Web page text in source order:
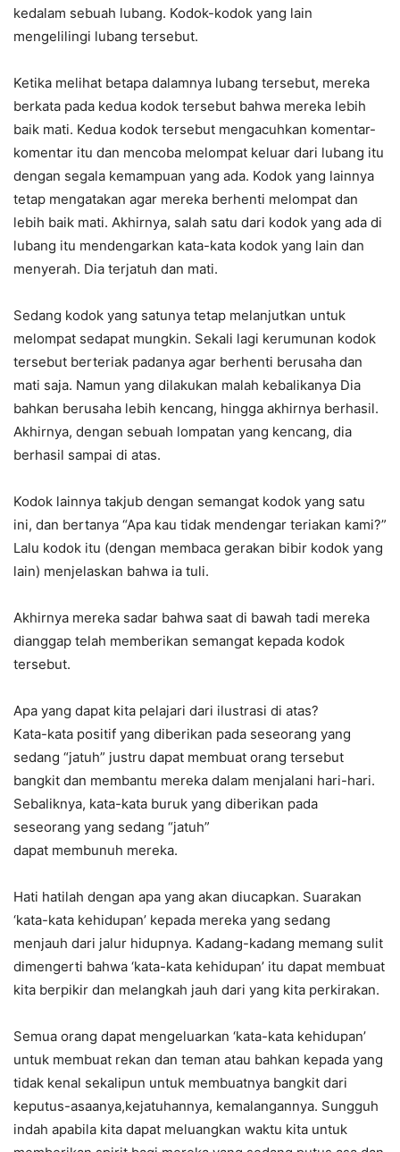
kedalam sebuah lubang. Kodok-kodok yang lain
mengelilingi lubang tersebut.
Ketika melihat betapa dalamnya lubang tersebut, mereka
berkata pada kedua kodok tersebut bahwa mereka lebih
baik mati. Kedua kodok tersebut mengacuhkan komentar-
komentar itu dan mencoba melompat keluar dari lubang itu
dengan segala kemampuan yang ada. Kodok yang lainnya
tetap mengatakan agar mereka berhenti melompat dan
lebih baik mati. Akhirnya, salah satu dari kodok yang ada di
lubang itu mendengarkan kata-kata kodok yang lain dan
menyerah. Dia terjatuh dan mati.
Sedang kodok yang satunya tetap melanjutkan untuk
melompat sedapat mungkin. Sekali lagi kerumunan kodok
tersebut berteriak padanya agar berhenti berusaha dan
mati saja. Namun yang dilakukan malah kebalikanya Dia
bahkan berusaha lebih kencang, hingga akhirnya berhasil.
Akhirnya, dengan sebuah lompatan yang kencang, dia
berhasil sampai di atas.
Kodok lainnya takjub dengan semangat kodok yang satu
ini, dan bertanya “Apa kau tidak mendengar teriakan kami?”
Lalu kodok itu (dengan membaca gerakan bibir kodok yang
lain) menjelaskan bahwa ia tuli.
Akhirnya mereka sadar bahwa saat di bawah tadi mereka
dianggap telah memberikan semangat kepada kodok
tersebut.
Apa yang dapat kita pelajari dari ilustrasi di atas?
Kata-kata positif yang diberikan pada seseorang yang
sedang “jatuh” justru dapat membuat orang tersebut
bangkit dan membantu mereka dalam menjalani hari-hari.
Sebaliknya, kata-kata buruk yang diberikan pada
seseorang yang sedang “jatuh”
dapat membunuh mereka.
Hati hatilah dengan apa yang akan diucapkan. Suarakan
‘kata-kata kehidupan’ kepada mereka yang sedang
menjauh dari jalur hidupnya. Kadang-kadang memang sulit
dimengerti bahwa ‘kata-kata kehidupan’ itu dapat membuat
kita berpikir dan melangkah jauh dari yang kita perkirakan.
Semua orang dapat mengeluarkan ‘kata-kata kehidupan’
untuk membuat rekan dan teman atau bahkan kepada yang
tidak kenal sekalipun untuk membuatnya bangkit dari
keputus-asaanya,kejatuhannya, kemalangannya. Sungguh
indah apabila kita dapat meluangkan waktu kita untuk